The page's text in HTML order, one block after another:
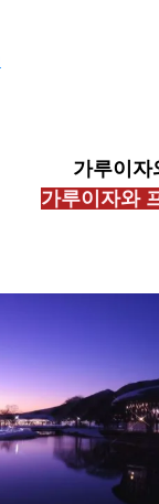
가루이
가루이자와